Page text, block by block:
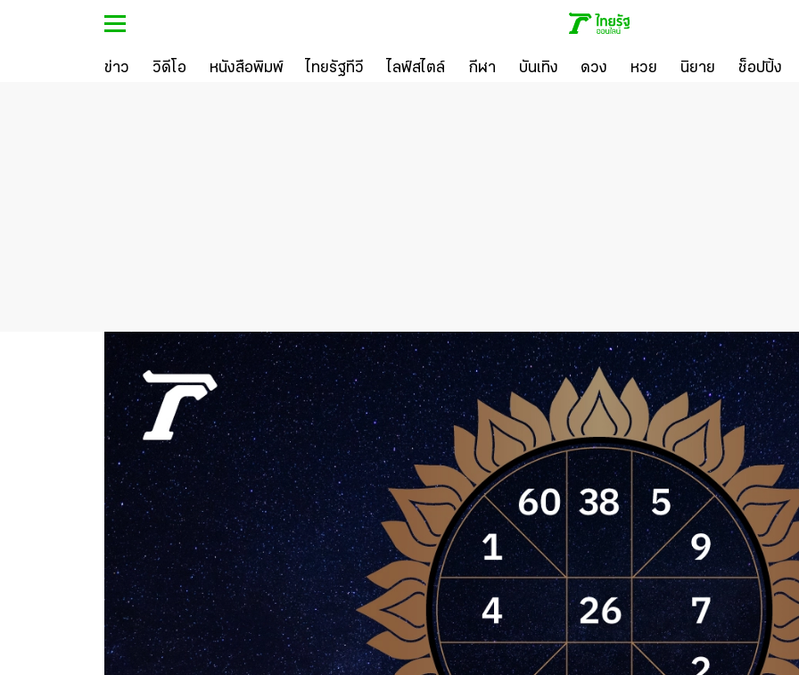
ข่าว วิดีโอ หนังสือพิมพ์ ไทยรัฐทีวี ไลฟ์สไตล์ กีฬา บันเทิง ดวง หวย นิยาย ช็อปปิ้ง